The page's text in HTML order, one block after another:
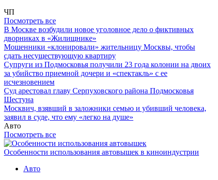
ЧП
Посмотреть все
В Москве возбудили новое уголовное дело о фиктивных
дворниках в «Жилищнике»
Мошенники «клонировали» жительницу Москвы, чтобы
сдать несуществующую квартиру
Супруги из Подмосковья получили 23 года колонии на двоих
за убийство приемной дочери и «спектакль» с ее
исчезновением
Суд арестовал главу Серпуховского района Подмосковья
Шестуна
Москвич, взявший в заложники семью и убивший человека,
заявил в суде, что ему «легко на душе»
Авто
Посмотреть все
Особенности использования автовышек в киноиндустрии
Авто